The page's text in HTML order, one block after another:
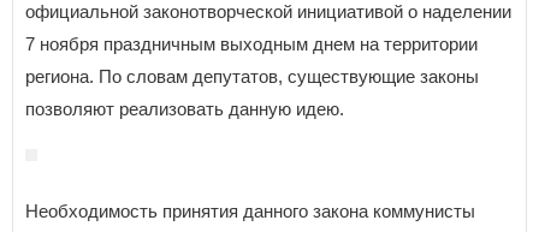
официальной законотворческой инициативой о наделении
7 ноября праздничным выходным днем на территории
региона. По словам депутатов, существующие законы
позволяют реализовать данную идею.
Необходимость принятия данного закона коммунисты